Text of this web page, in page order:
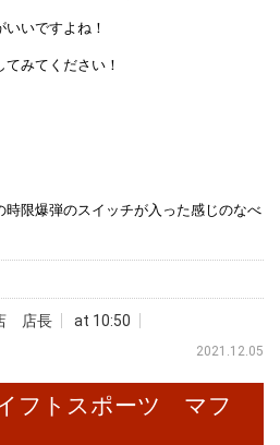
いですよね！
みてください！
時限爆弾のスイッチが入った感じのなべ
店長 at 10:50
2021.12.05
フトスポーツ マフ